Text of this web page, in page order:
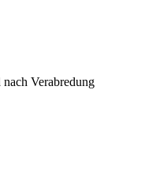
Verabredung